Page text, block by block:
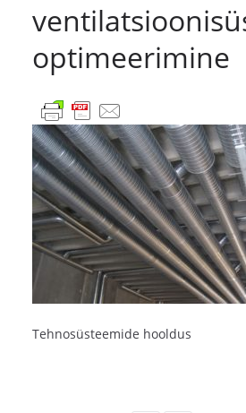
optimeerimine
Tehnosüsteemide hooldus